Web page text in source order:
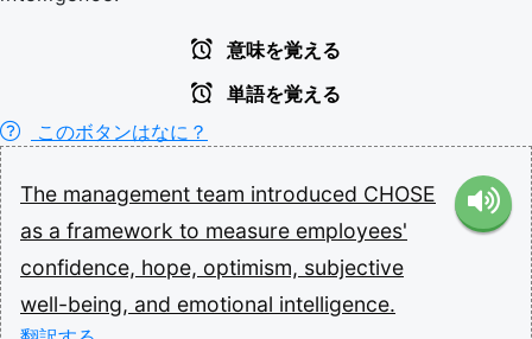
意味を覚える
単語を覚える
このボタンはなに？
The management team introduced CHOSE
as a framework to measure employees'
confidence, hope, optimism, subjective
well-being, and emotional intelligence.